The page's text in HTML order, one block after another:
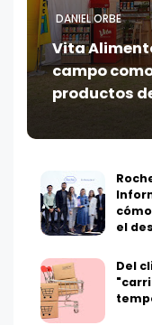
DANIEL ORBE
Vita
campo
productos
el
Del